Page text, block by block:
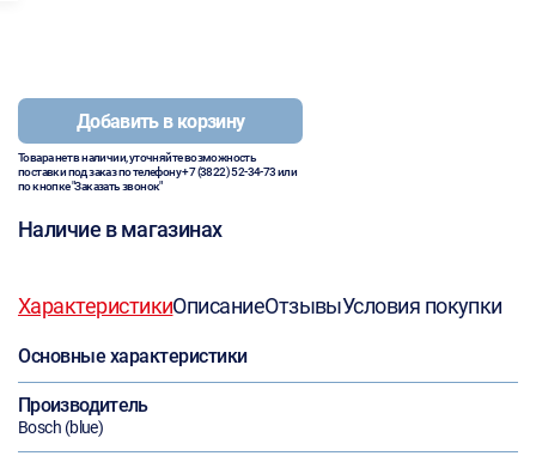
Добавить в корзину
Товара нет в наличии, уточняйте возможность
поставки под заказ по телефону+7 (3822) 52-34-73или
по кнопке "Заказать звонок"
Наличие в магазинах
ХарактеристикиОписаниеОтзывыУсловия покупки
Основные характеристики
Производитель
Bosch (blue)